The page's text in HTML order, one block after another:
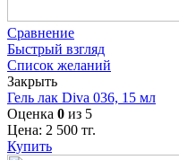
Сравнение
Быстрый взгляд
Список желаний
Закрыть
Гель лак Diva 036, 15 мл
Оценка 0 из 5
Цена: 2 500 тг.
Купить